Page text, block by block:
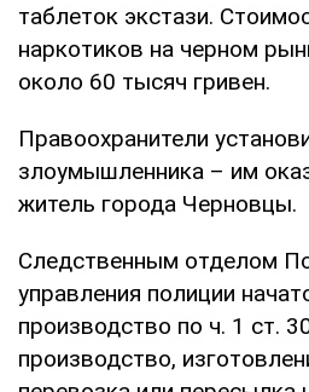
таблеток экстази.
наркотиков на черном
около 60 тысяч гривен.
Правоохранители
злоумышленника – им
житель города Черновцы.
Следственным отделом
управления полиции
производство по ч. 1 ст.
производство,